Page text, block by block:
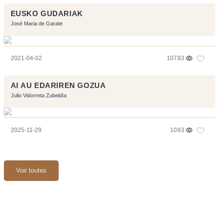
EUSKO GUDARIAK
José Maria de Garate
2021-04-02 10783
AI AU EDARIREN GOZUA
Julio Vidorreta Zubeldía
2025-11-29 1083
Voir toutes